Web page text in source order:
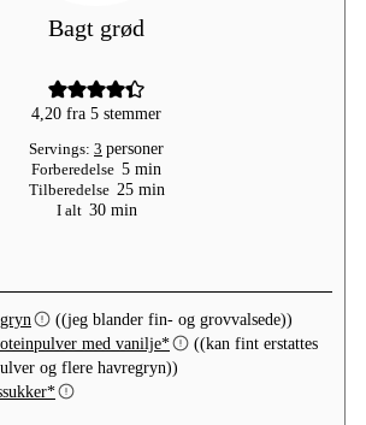
Bagt grød
4,20 fra 5 stemmer
Servings: 3 personer
Forberedelse 5minutter
min
Tilberedelse 25minutter
min
I alt 30minutter
min
((jeg blander fin- og grovvalsede))
med vanilje*
((kan fint erstattes
og flere havregryn))